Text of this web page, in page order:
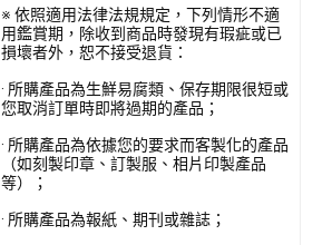
※ 依照適用法律法規規定，下列情形不適
用鑑賞期，除收到商品時發現有瑕疵或已
損壞者外，恕不接受退貨：
· 所購產品為生鮮易腐類、保存期限很短或
您取消訂單時即將過期的產品；
· 所購產品為依據您的要求而客製化的產品
（如刻製印章、訂製服、相片印製產品
等）；
· 所購產品為報紙、期刊或雜誌；